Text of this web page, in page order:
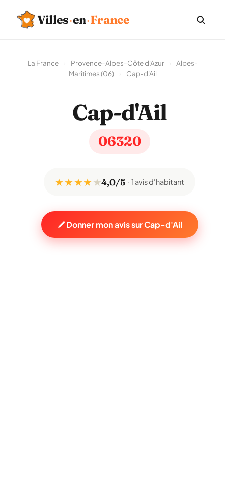
Villes·en·France
La France Provence-Alpes-Côte d'Azur
Alpes-
Maritimes (06)
Cap-d'Ail
Cap-d'Ail
06320
★ ★ ★ ★★4,0/5 1 avis d'habitant
Donner mon avis sur Cap-d'Ail